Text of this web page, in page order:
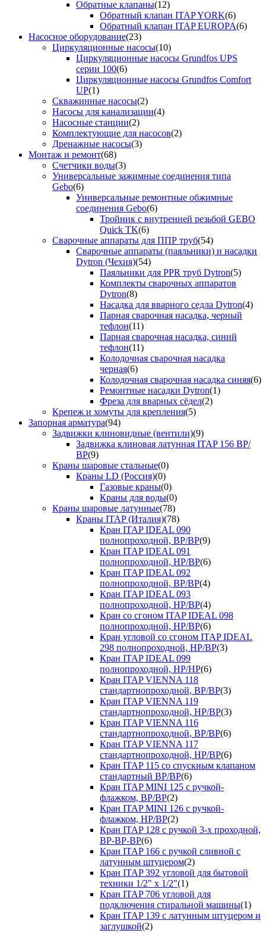
Обратные клапаны(12)
Обратный клапан ITAP YORK(6)
Обратный клапан ITAP EUROPA(6)
Насосное оборудование(23)
Циркуляционные насосы(10)
Циркуляционные насосы Grundfos UPS
серии 100(6)
Циркуляционные насосы Grundfos Comfort
UP(1)
Скважинные насосы(2)
Насосы для канализации(4)
Насосные станции(2)
Комплектующие для насосов(2)
Дренажные насосы(3)
Монтаж и ремонт(68)
Счетчики воды(3)
Универсальные зажимные соединения типа
Gebo(6)
Универсальные ремонтные обжимные
соединения Gebo(6)
Тройник с внутренней резьбой GEBO
Quick TK(6)
Сварочные аппараты для ППР труб(54)
Сварочные аппараты (паяльники) и насадки
Dytron (Чехия)(54)
Паяльники для PPR труб Dytron(5)
Комплекты сварочных аппаратов
Dytron(8)
Насадка для вварного седла Dytron(4)
Парная сварочная насадка, черный
тефлон(11)
Парная сварочная насадка, синий
тефлон(11)
Колодочная сварочная насадка
черная(6)
Колодочная сварочная насадка синяя(6)
Ремонтные насадки Dytron(1)
Фреза для вварных сёдел(2)
Крепеж и хомуты для крепления(5)
Запорная арматура(94)
Задвижки клиновидные (вентили)(9)
Задвижка клиновая латунная ITAP 156 ВР/
ВР(9)
Краны шаровые стальные(0)
Краны LD (Россия)(0)
Газовые краны(0)
Краны для воды(0)
Краны шаровые латунные(78)
Краны ITAP (Италия)(78)
Кран ITAP IDEAL 090
полнопроходной, ВР/ВР(9)
Кран ITAP IDEAL 091
полнопроходной, НР/ВР(6)
Кран ITAP IDEAL 092
полнопроходной, ВР/ВР(4)
Кран ITAP IDEAL 093
полнопроходной, НР/ВР(4)
Кран со сгоном ITAP IDEAL 098
полнопроходной, НР/ВР(6)
Кран угловой со сгоном ITAP IDEAL
298 полнопроходной, НР/ВР(3)
Кран ITAP IDEAL 099
полнопроходной, НР/НР(6)
Кран ITAP VIENNA 118
стандартнопроходной, ВР/ВР(3)
Кран ITAP VIENNA 119
стандартнопроходной, НР/ВР(3)
Кран ITAP VIENNA 116
стандартнопроходной, ВР/ВР(6)
Кран ITAP VIENNA 117
стандартнопроходной, НР/ВР(6)
Кран ITAP 115 со спускным клапаном
стандартный ВР/ВР(6)
Кран ITAP MINI 125 с ручкой-
флажком, ВР/ВР(2)
Кран ITAP MINI 126 с ручкой-
флажком, НР/ВР(2)
Кран ITAP 128 с ручкой 3-х проходной,
ВР-ВР-ВР(6)
Кран ITAP 166 с ручкой сливной с
латунным штуцером(2)
Кран ITAP 392 угловой для бытовой
техники 1/2" х 1/2"(1)
Кран ITAP 706 угловой для
подключения стиральной машины(1)
Кран ITAP 139 с латунным штуцером и
заглушкой(2)